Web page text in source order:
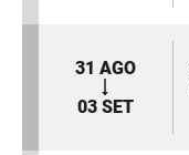
31 AGO
03 SET